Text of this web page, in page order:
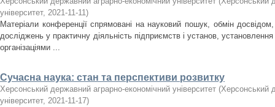
університет, 2021-11-11)
Матеріали конференції спрямовані на науковий пошук, обмін
досліджень у практичну діяльність підприємств і установ, установлення
організаціями ...
Сучасна наука: стан та перспективи розвитку
Херсонський державний аграрно-економічний університет (Херсонський
університет, 2021-11-17)